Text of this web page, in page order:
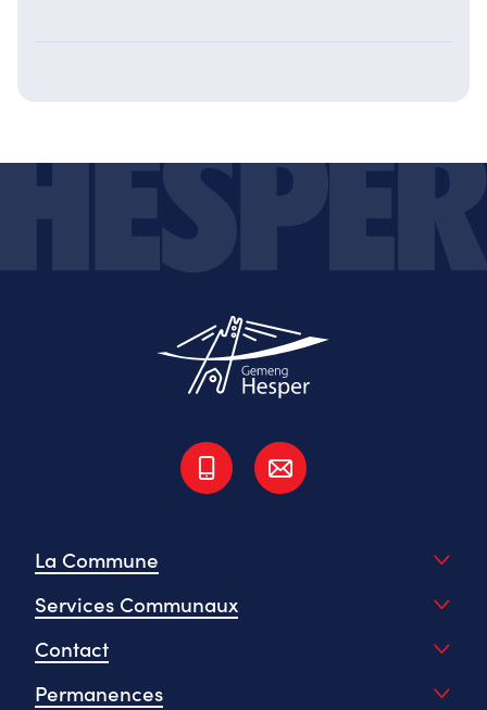
La Commune
Services Communaux
Contact
Permanences